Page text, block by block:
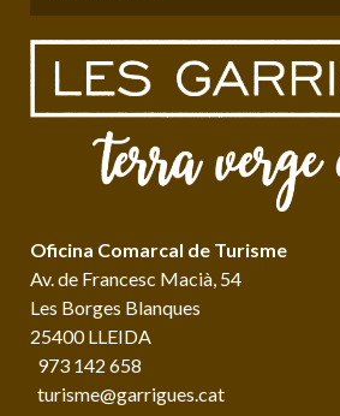
Oficina Comarcal de Turisme
Av. de Francesc Macià, 54
Les Borges Blanques
25400 LLEIDA
973 142 658
turisme@garrigues.cat